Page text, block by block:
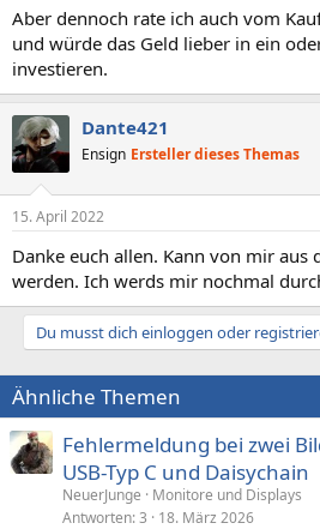
:
Aber dennoch rate ich auch vom
und würde das Geld lieber in ein
investieren.
Dante421
Ensign Ersteller dieses Themas
15. April 2022
Danke euch allen. Kann von mir aus
werden. Ich werds mir nochmal
Du musst dich einloggen oder
Ähnliche Themen
Fehlermeldung bei zwei
USB-Typ C und Daisychain
NeuerJunge
Monitore und Displays
Antworten 3 18. März 2026